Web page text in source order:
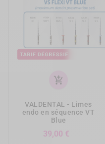
add_shopping_cart
VALDENTAL - Limes
endo en séquence VT
Blue
39,00 €